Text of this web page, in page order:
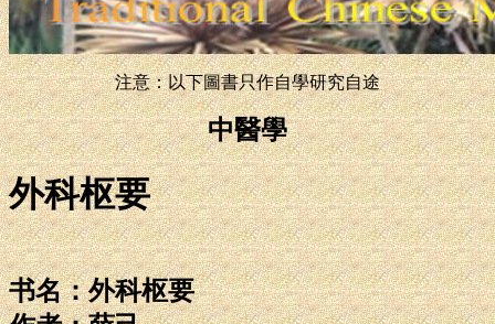
注意：以下圖書只作自學研究自途
中醫學
外科枢要
书名：外科枢要